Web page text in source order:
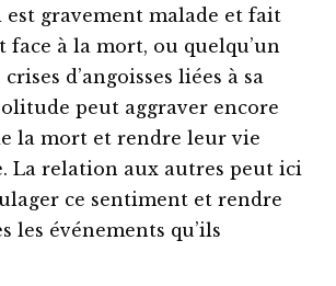
est gravement malade et fait
face à la mort, ou quelqu’un
d’angoisses liées à sa
peut aggraver encore
la mort et rendre leur vie
La relation aux autres peut ici
ce sentiment et rendre
les événements qu’ils